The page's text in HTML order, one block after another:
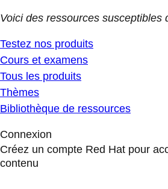
Voici des ressources susceptibles
Testez nos produits
Cours et examens
Tous les produits
Thèmes
Bibliothèque de ressources
Connexion
Créez un compte Red Hat pour
contenu